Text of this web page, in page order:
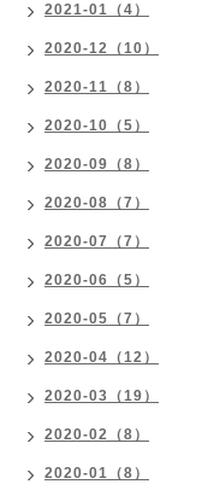
2021-01（4）
2020-12（10）
2020-11（8）
2020-10（5）
2020-09（8）
2020-08（7）
2020-07（7）
2020-06（5）
2020-05（7）
2020-04（12）
2020-03（19）
2020-02（8）
2020-01（8）